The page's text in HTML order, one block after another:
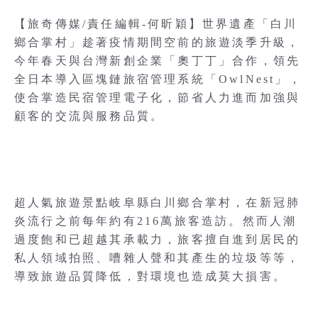
【旅奇傳媒/責任編輯-何昕穎】世界遺產「白川
鄉合掌村」趁著疫情期間空前的旅遊淡季升級，
今年春天與台灣新創企業「奧丁丁」合作，領先
全日本導入區塊鏈旅宿管理系統「OwlNest」，
使合掌造民宿管理電子化，節省人力進而加強與
顧客的交流與服務品質。
超人氣旅遊景點岐阜縣白川鄉合掌村，在新冠肺
炎流行之前每年約有216萬旅客造訪。然而人潮
過度飽和已超越其承載力，旅客擅自進到居民的
私人領域拍照、嘈雜人聲和其產生的垃圾等等，
導致旅遊品質降低，對環境也造成莫大損害。